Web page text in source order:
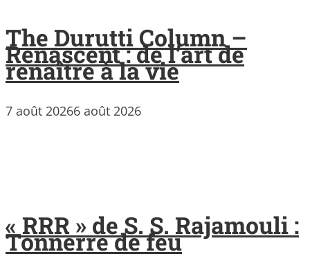
The Durutti Column –
Renascent : de l’art de
renaître à la vie
7 août 20266 août 2026
« RRR » de S. S. Rajamouli :
Tonnerre de feu